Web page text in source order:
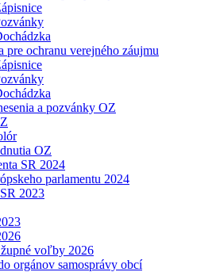
pre ochranu verejného záujmu
a pozvánky OZ
OZ
SR 2024
parlamentu 2024
2023
voľby 2026
orgánov samosprávy obcí